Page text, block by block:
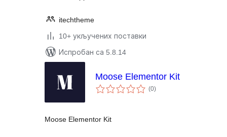
itechtheme
10+ укључених поставки
Испробан са 5.8.14
Moose Elementor Kit
(0укупних
оцена
)
Moose Elementor Kit